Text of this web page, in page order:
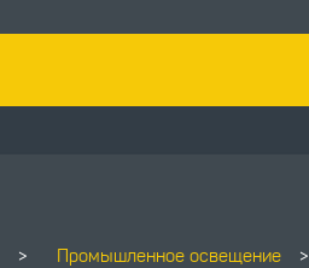
> Промышленное освещение >